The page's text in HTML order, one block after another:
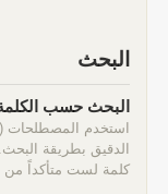
البحث
البحث حسب
الدقيق بطريقة
كلمة لست متأكداً من